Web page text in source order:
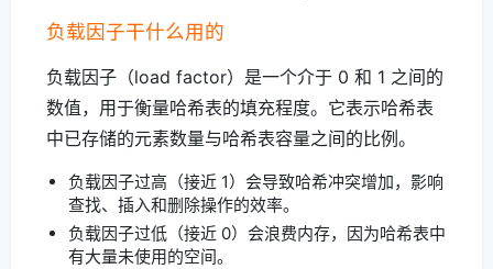
负载因子干什么用的
负载因子（load factor）是一个介于 0 和 1 之间的
数值，用于衡量哈希表的填充程度。它表示哈希表
中已存储的元素数量与哈希表容量之间的比例。
负载因子过高（接近 1）会导致哈希冲突增加，影响
查找、插入和删除操作的效率。
负载因子过低（接近 0）会浪费内存，因为哈希表中
有大量未使用的空间。